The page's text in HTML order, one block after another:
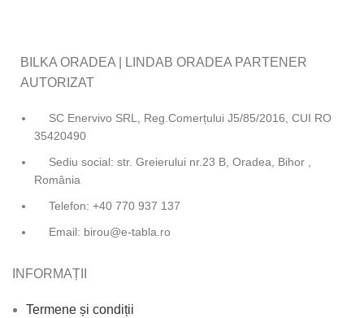
BILKA ORADEA | LINDAB ORADEA PARTENER
AUTORIZAT
SC Enervivo SRL, Reg.Comerțului J5/85/2016, CUI RO
35420490
Sediu social: str. Greierului nr.23 B, Oradea, Bihor ,
România
Telefon: +40 770 937 137
Email: birou@e-tabla.ro
INFORMAȚII
Termene și condiții